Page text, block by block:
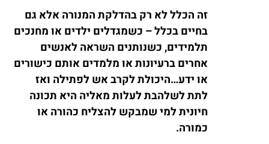
זה הכלל לא רק בהדלקת המנורה אלא גם
בחיים בכלל – כשמגדלים ילדים או מחנכים
תלמידים, כשנותנים השראה לאנשים
אחרים ברעיונות או מלמדים אותם כישורים
או ידע…היכולת לקרב אש לפתילה ואז
לתת לשלהבת לעלות מאליה היא תכונה
חיונית למי שמבקש להצליח כהורה או
כמורה.